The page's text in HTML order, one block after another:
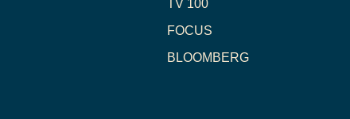
TV 100
FOCUS
BLOOMBERG